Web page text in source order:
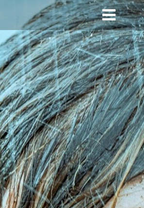
HOME
AGENDA
INFO
HORECA SONSBEEK
CONTACT
BEREIKBAARHEID